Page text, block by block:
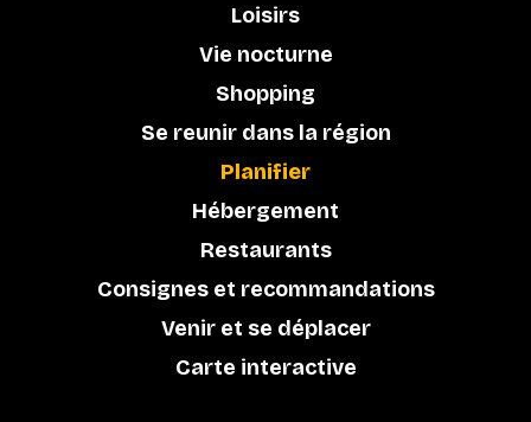
Loisirs
Vie nocturne
Shopping
Se reunir dans la région
Planifier
Hébergement
Restaurants
Consignes et recommandations
Venir et se déplacer
Carte interactive